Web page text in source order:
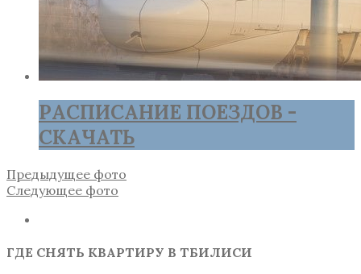
РАСПИСАНИЕ ПОЕЗДОВ -
СКАЧАТЬ
Предыдущее фото
Следующее фото
ГДЕ СНЯТЬ КВАРТИРУ В ТБИЛИСИ